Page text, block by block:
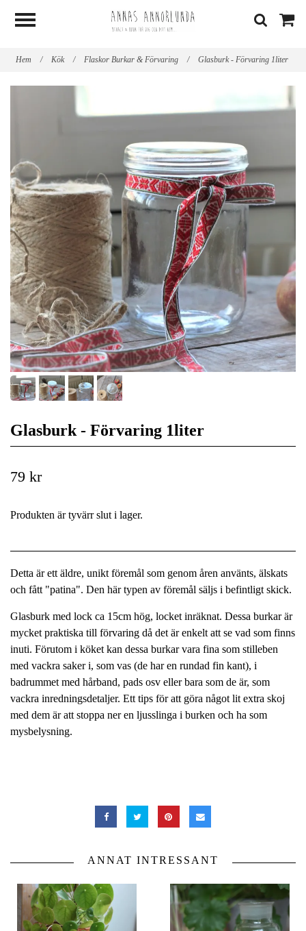
Hem / Kök / Flaskor Burkar & Förvaring / Glasburk - Förvaring 1liter
Glasburk - Förvaring 1liter
79 kr
Produkten är tyvärr slut i lager.
Detta är ett äldre, unikt föremål som genom åren använts, älskats
och fått "patina". Den här typen av föremål säljs i befintligt skick.
Glasburk med lock ca 15cm hög, locket inräknat. Dessa burkar är
mycket praktiska till förvaring då det är enkelt att se vad som finns
inuti. Förutom i köket kan dessa burkar vara fina som stilleben
med vackra saker i, som vas (de har en rundad fin kant), i
badrummet med hårband, pads osv eller bara som de är, som
vackra inredningsdetaljer. Ett tips för att göra något lit extra skoj
med dem är att stoppa ner en ljusslinga i burken och ha som
mysbelysning.
ANNAT INTRESSANT